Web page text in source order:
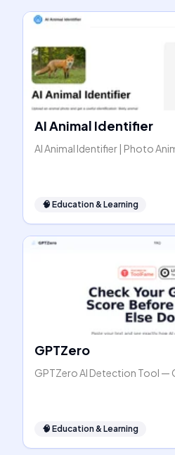
AI Animal Identifier
AI Animal Identifier | Photo
🧠 Education & Learning
GPTZero
GPTZero AI Detection Tool —
🧠 Education & Learning